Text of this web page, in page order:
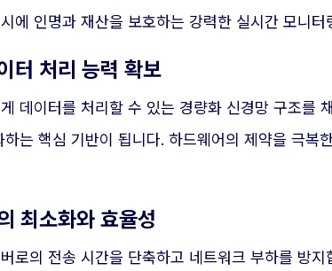
에 인명과 재산을 보호하는 강력한 실시간 모니터
터 처리 능력 확보
데이터를 처리할 수 있는 경량화 신경망 구조를
는 핵심 기반이 됩니다. 하드웨어의 제약을 극복
최소화와 효율성
로의 전송 시간을 단축하고 네트워크 부하를 방